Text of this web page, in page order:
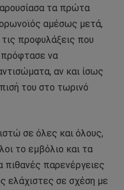
τα πρώτα
αμέσως μετά,
προφυλάξεις που
πρόφτασε να
αν και ίσως
του στο τωρινό
σε όλες και όλους,
το εμβόλιο και τα
πιθανές παρενέργειες
ελάχιστες σε σχέση με